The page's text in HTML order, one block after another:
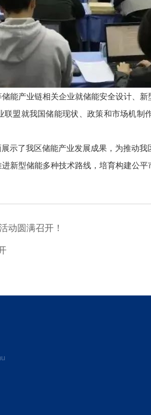
能产业链相关企业就储能安全设计、
盟就我国储能现状、政策和市场机
示了我区储能产业发展成果，为推动
新型储能多种技术路线，培育构建公
动圆满召开！